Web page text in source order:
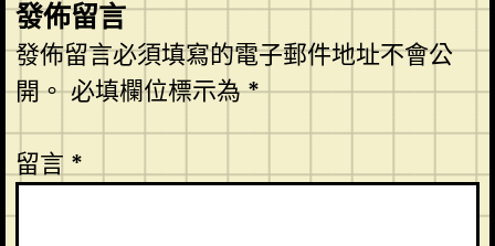
發佈留言
發佈留言必須填寫的電子郵件地址不會公
開。必填欄位標示為*
留言 *